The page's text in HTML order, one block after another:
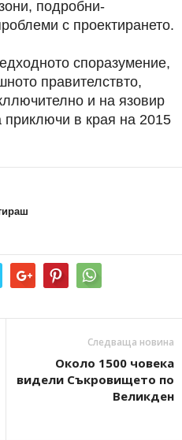
подробни-
с проектирането.
споразумение,
правителствто,
и на язовир
в края на 2015
Следваща новина
Около 1500 човека
видели Съкровището по
Великден